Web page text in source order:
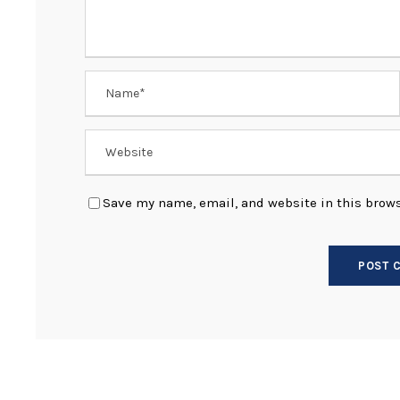
Save my name, email, and website in this